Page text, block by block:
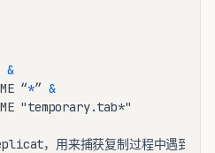
&
“*” &
，用来捕获复制过程中遇到